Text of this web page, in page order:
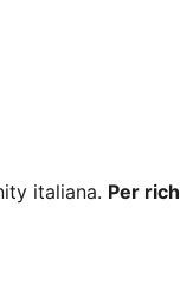
italiana. Per